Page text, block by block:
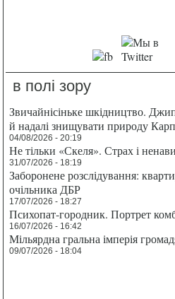
в полі зору
Звичайнісіньке шкідництво.
й надалі знищувати природу
04/08/2026 - 20:19
Не тільки «Скеля». Страх і
31/07/2026 - 18:19
Заборонене розслідування:
очільника ДБР
17/07/2026 - 18:27
Психопат-городник. Портрет
16/07/2026 - 16:42
Мільярдна гральна імперія
09/07/2026 - 18:04